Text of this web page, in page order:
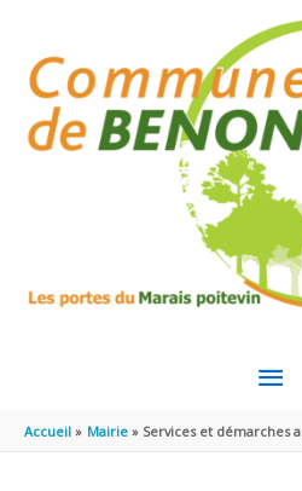
Accueil Mairie Services et démarches